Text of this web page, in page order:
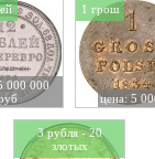
000 000
1 грош
цена: 5
3 рубля - 20
злотых